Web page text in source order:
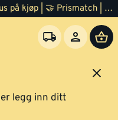
🚚 Fri frakt over 20 000 kr | 💰 Bonus på kjøp | 🤝 Prismatch | ⭐ 100% fornøyd garanti | 🏪 140 byggevarehus
legg inn ditt